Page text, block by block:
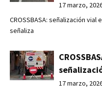
17 marzo,
CROSSBASA: señalización vial
señaliza
17 marzo,